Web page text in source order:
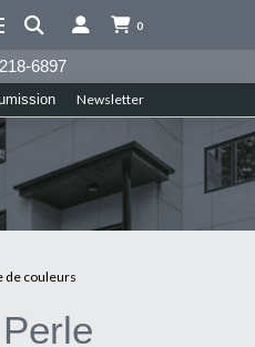
0
6897
Newsletter
de couleurs